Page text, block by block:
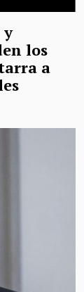
y
los
a